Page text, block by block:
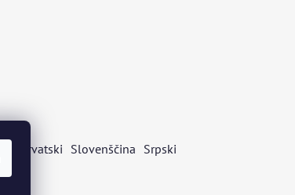
Hrvatski Slovenščina Srpski